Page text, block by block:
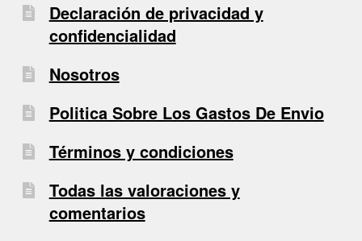
Declaración de privacidad y
confidencialidad
Nosotros
Politica Sobre Los Gastos De Envio
Términos y condiciones
Todas las valoraciones y
comentarios